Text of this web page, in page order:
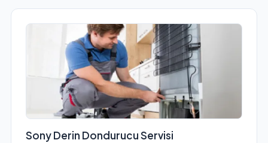
Sony Derin Dondurucu Servisi